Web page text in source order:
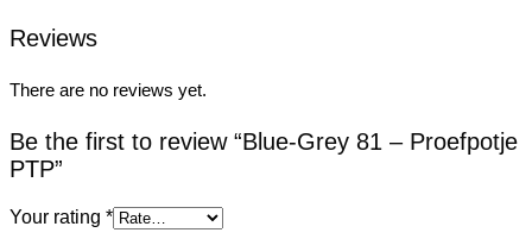
Reviews
There are no reviews yet.
Be the first to review “Blue-Grey 81 – Proefpotje
PTP”
Your rating *